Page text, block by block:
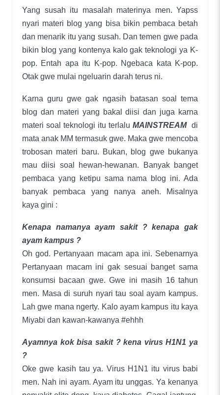
Yang susah itu masalah materinya men. Yapss
nyari materi blog yang bisa bikin pembaca betah
dan menarik itu yang susah. Dan temen gwe pada
bikin blog yang kontenya kalo gak teknologi ya K-
pop. Entah apa itu K-pop. Ngebaca kata K-pop.
Otak gwe mulai ngeluarin darah terus ni.
Karna guru gwe gak ngasih batasan soal tema
blog dan materi yang bakal diisi dan juga karna
materi soal teknologi itu terlalu MAINSTREAM di
mata anak MM termasuk gwe. Maka gwe mencoba
trobosan materi baru. Bukan, blog gwe bukanya
mau diisi soal hewan-hewanan. Banyak banget
pembaca yang ketipu sama nama blog ini. Ada
banyak pembaca yang nanya aneh. Misalnya
kaya gini :
Kenapa namanya ayam sakit ? kenapa gak
ayam kampus ?
Oh god. Pertanyaan macam apa ini. Sebenarnya
Pertanyaan macam ini gak sesuai banget sama
konsumsi bacaan gwe. Gwe ini masih 16 tahun
men. Masa di suruh nyari tau soal ayam kampus.
Lah gwe mana ngerty. Kalo ayam kampus itu kaya
Miyabi dan kawan-kawanya #ehhh
Ayamnya kok bisa sakit ? kena virus H1N1 ya
?
Oke gwe kasih tau ya. Virus H1N1 itu virus babi
men. Nah ini ayam. Ayam itu unggas. Ya kenanya